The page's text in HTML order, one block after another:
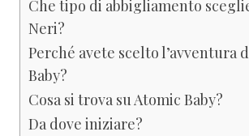
Che tipo di abbigliamento
Neri?
Perché avete scelto l’avventura
Baby?
Cosa si trova su Atomic Baby?
Da dove iniziare?